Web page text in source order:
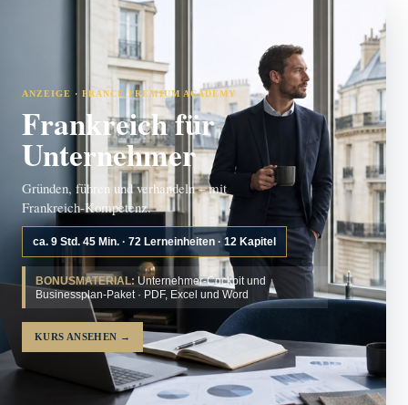
ANZEIGE · FRANCE PREMIUM ACADEMY
Frankreich für
Unternehmer
Gründen, führen und verhandeln – mit
Frankreich-Kompetenz.
ca. 9 Std. 45 Min. · 72 Lerneinheiten · 12 Kapitel
BONUSMATERIAL: Unternehmer-Cockpit und
Businessplan-Paket · PDF, Excel und Word
KURS ANSEHEN →